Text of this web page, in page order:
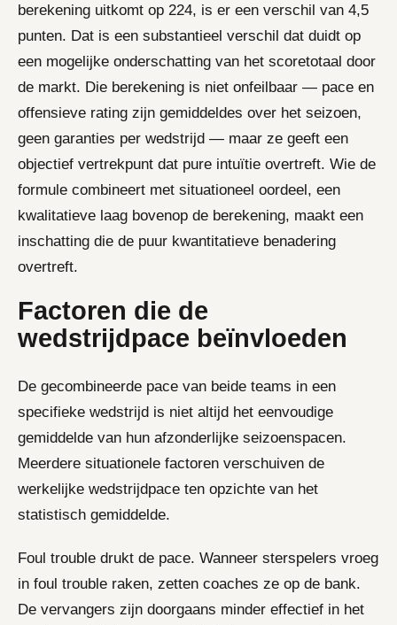
berekening uitkomt op 224, is er een verschil van 4,5
punten. Dat is een substantieel verschil dat duidt op
een mogelijke onderschatting van het scoretotaal door
de markt. Die berekening is niet onfeilbaar — pace en
offensieve rating zijn gemiddeldes over het seizoen,
geen garanties per wedstrijd — maar ze geeft een
objectief vertrekpunt dat pure intuïtie overtreft. Wie de
formule combineert met situationeel oordeel, een
kwalitatieve laag bovenop de berekening, maakt een
inschatting die de puur kwantitatieve benadering
overtreft.
Factoren die de
wedstrijdpace beïnvloeden
De gecombineerde pace van beide teams in een
specifieke wedstrijd is niet altijd het eenvoudige
gemiddelde van hun afzonderlijke seizoenspacen.
Meerdere situationele factoren verschuiven de
werkelijke wedstrijdpace ten opzichte van het
statistisch gemiddelde.
Foul trouble drukt de pace. Wanneer sterspelers vroeg
in foul trouble raken, zetten coaches ze op de bank.
De vervangers zijn doorgaans minder effectief in het